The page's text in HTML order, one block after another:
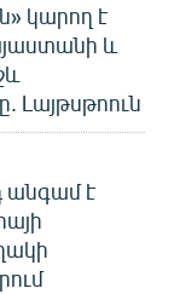
կարող է
և
Լայթսթոուն
անգամ է